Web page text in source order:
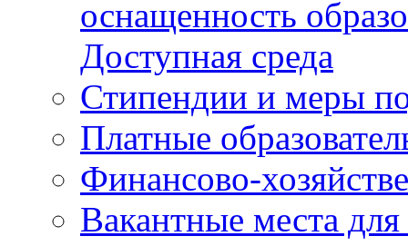
оснащенность
Доступная среда
Стипендии и меры
Платные
Финансово-
Вакантные места